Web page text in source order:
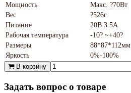
Мощность
Mакс. ?70Вт
Вес
?526г
Питание
20В 3.5A
Рабочая температура
-10? ~+40?
Размеры
88*87*112мм
Яркость
0%-100%
В корзину
Задать вопрос о товаре